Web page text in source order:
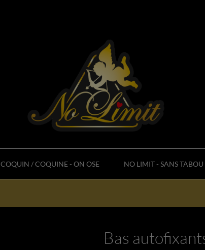
COQUIN / COQUINE - ON OSE NO LIMIT - SANS TABOU
Bas